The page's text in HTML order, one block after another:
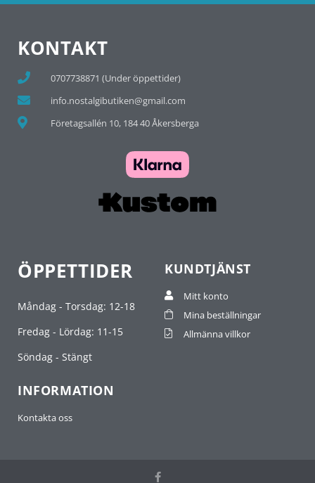
KONTAKT
0707738871 (Under öppettider)
info.nostalgibutiken@gmail.com
Företagsallén 10, 184 40 Åkersberga
ÖPPETTIDER
Måndag - Torsdag: 12-18
Fredag - Lördag: 11-15
Söndag - Stängt
KUNDTJÄNST
Mitt konto
Mina beställningar
Allmänna villkor
INFORMATION
Kontakta oss